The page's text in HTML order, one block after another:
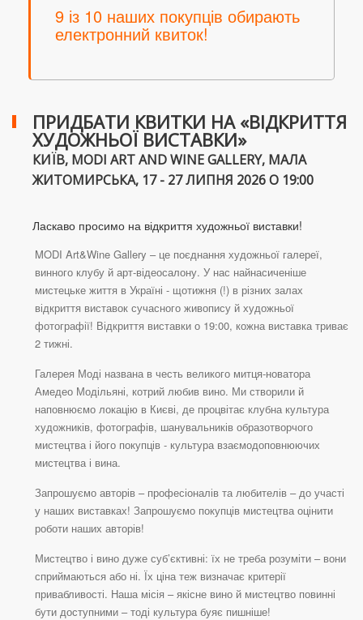
9 із 10 наших покупців обирають
електронний квиток!
ПРИДБАТИ КВИТКИ НА «ВІДКРИТТЯ
ХУДОЖНЬОЇ ВИСТАВКИ»
КИЇВ, MODI ART AND WINE GALLERY, МАЛА
ЖИТОМИРСЬКА, 17 - 27 ЛИПНЯ 2026 О 19:00
Ласкаво просимо на відкриття художньої виставки!
MODI Art&Wine Gallery – це поєднання художньої галереї,
винного клубу й арт-відеосалону. У нас найнасиченіше
мистецьке життя в Україні - щотижня (!) в різних залах
відкриття виставок сучасного живопису й художньої
фотографії! Відкриття виставки о 19:00, кожна виставка триває
2 тижні.
Галерея Моді названа в честь великого митця-новатора
Амедео Модільяні, котрий любив вино. Ми створили й
наповнюємо локацію в Києві, де процвітає клубна культура
художників, фотографів, шанувальників образотворчого
мистецтва і його покупців - культура взаємодоповнюючих
мистецтва і вина.
Запрошуємо авторів – професіоналів та любителів – до участі
у наших виставках! Запрошуємо покупців мистецтва оцінити
роботи наших авторів!
Мистецтво і вино дуже суб’єктивні: їх не треба розуміти – вони
сприймаються або ні. Їх ціна теж визначає критерії
привабливості. Наша місія – якісне вино й мистецтво повинні
бути доступними – тоді культура буяє пишніше!